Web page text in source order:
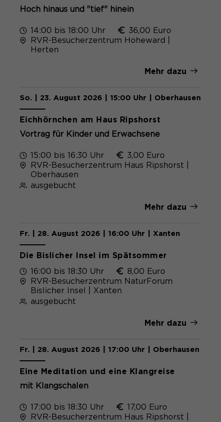
Hoch hinaus und "tief" hinein
14:00 bis 18:00 Uhr
36,00 Euro
RVR-Besucherzentrum Hoheward |
Herten
Mehr dazu
So. | 23. August 2026 | 15:00 Uhr | Oberhausen
Eichhörnchen am Haus Ripshorst
Vortrag für Kinder und Erwachsene
15:00 bis 16:30 Uhr
3,00 Euro
RVR-Besucherzentrum Haus Ripshorst |
Oberhausen
ausgebucht
Mehr dazu
Fr. | 28. August 2026 | 16:00 Uhr | Xanten
Die Bislicher Insel im Spätsommer
16:00 bis 18:30 Uhr
8,00 Euro
RVR-Besucherzentrum NaturForum
Bislicher Insel | Xanten
ausgebucht
Mehr dazu
Fr. | 28. August 2026 | 17:00 Uhr | Oberhausen
Eine Meditation und eine Klangreise
mit Klangschalen
17:00 bis 18:30 Uhr
17,00 Euro
RVR-Besucherzentrum Haus Ripshorst |